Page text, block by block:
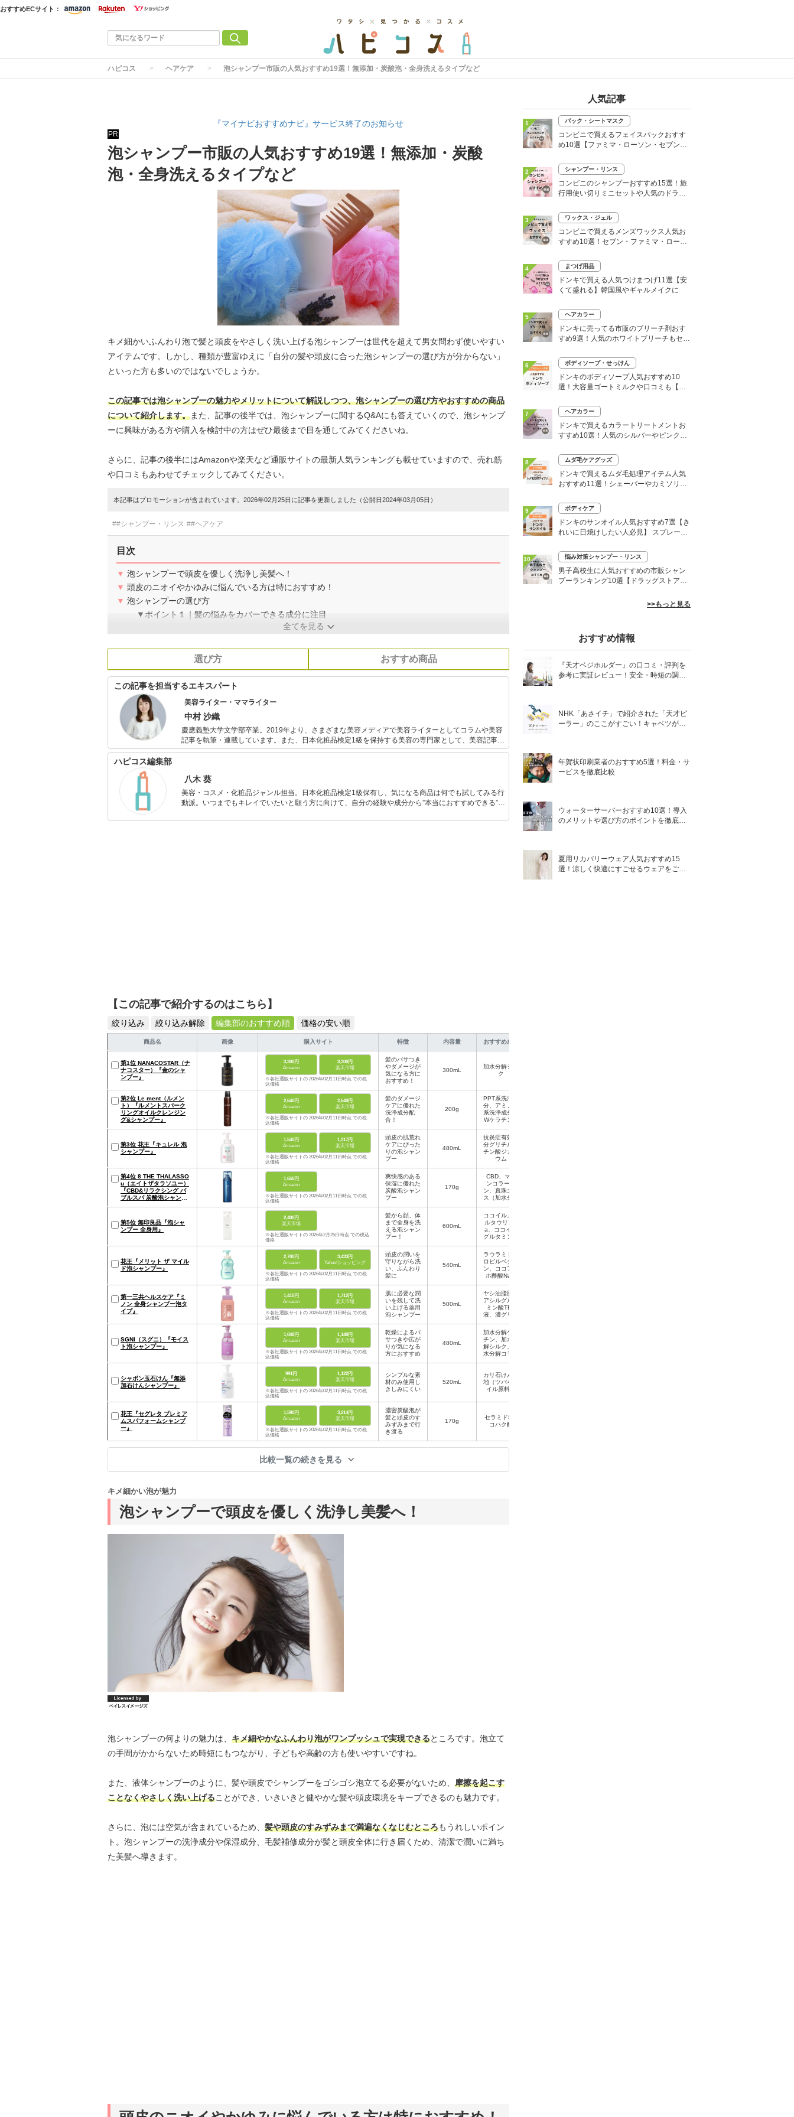
おすすめECサイト：
ハピコス ヘアケア 泡シャンプー市販の人気おすすめ19選！無添加・炭酸泡・全身洗えるタイプなど
『マイナビおすすめナビ』サービス終了のお知らせ
PR
泡シャンプー市販の人気おすすめ19選！無添加・炭酸
泡・全身洗えるタイプなど
キメ細かいふんわり泡で髪と頭皮をやさしく洗い上げる泡シャンプーは世代を超えて男女問わず使いやすい
アイテムです。しかし、種類が豊富ゆえに「自分の髪や頭皮に合った泡シャンプーの選び方が分からない」
といった方も多いのではないでしょうか。
この記事では泡シャンプーの魅力やメリットについて解説しつつ、泡シャンプーの選び方やおすすめの商品
について紹介します。また、記事の後半では、泡シャンプーに関するQ&Aにも答えていくので、泡シャンプ
ーに興味がある方や購入を検討中の方はぜひ最後まで目を通してみてくださいね。
さらに、記事の後半にはAmazonや楽天など通販サイトの最新人気ランキングも載せていますので、売れ筋
や口コミもあわせてチェックしてみてください。
本記事はプロモーションが含まれています。2026年02月25日に記事を更新しました（公開日2024年03月05日）
##シャンプー・リンス ##ヘアケア
目次
▼ 泡シャンプーで頭皮を優しく洗浄し美髪へ！
▼ 頭皮のニオイやかゆみに悩んでいる方は特におすすめ！
▼ 泡シャンプーの選び方
▼ポイント１｜髪の悩みをカバーできる成分に注目
全てを見る
選び方 おすすめ商品
この記事を担当するエキスパート
美容ライター・ママライター
中村 沙織
慶應義塾大学文学部卒業。2019年より、さまざまな美容メディアで美容ライターとしてコラムや美容
記事を執筆・連載しています。また、日本化粧品検定1級を保持する美容の専門家として、美容記事の
監修にも携わっています。さらに、自身で美容サイトを運営し、自身の経験をもとにした「丁寧で優
ハピコス編集部
八木 葵
美容・コスメ・化粧品ジャンル担当。日本化粧品検定1級保有し、気になる商品は何でも試してみる行
動派。いつまでもキレイでいたいと願う方に向けて、自分の経験や成分から”本当におすすめできる”も
【この記事で紹介するのはこちら】
絞り込み 絞り込み解除 編集部のおすすめ順 価格の安い順
商品名 画像 購入サイト 特徴 内容量 おすすめ成分
第1位 NANACOSTAR（ナ
ナコスター）『金のシャ
ンプー』
3,300円
Amazon
3,300円
楽天市場
※各社通販サイトの 2026年02月11日時点 での税
込価格
髪のパサつき
やダメージが
気になる方に
おすすめ！
300mL
加水分解シル
ク
第2位 Le ment（ルメン
ト）『ルメントスパーク
リングオイルクレンジン
グ&シャンプー』
2,640円
Amazon
2,640円
楽天市場
※各社通販サイトの 2026年02月11日時点 での税
込価格
髪のダメージ
ケアに優れた
洗浄成分配
合！
200g
PPT系洗浄成
分、アミノ酸
系洗浄成分、
Wケラチン、
分
第3位 花王『キュレル 泡
シャンプー』
1,540円
Amazon
1,317円
楽天市場
※各社通販サイトの 2026年02月11日時点 での税
込価格
頭皮の肌荒れ
ケアにぴった
りの泡シャン
プー
480mL
抗炎症有効成
分グリチルリ
チン酸ジカリ
ウム
第4位 8 THE THALASSO
u（エイトザタラソユー）
『CBD&リラクシング バ
ブルスパ 炭酸泡シャンプ
1,650円
Amazon
※各社通販サイトの 2026年02月11日時点 での税
込価格
爽快感のある
保湿に優れた
炭酸泡シャン
プー
170g
CBD、マリ
ンコラーゲ
ン、真珠エキ
ス（加水分解
ン）
第5位 無印良品『泡シャ
ンプー 全身用』
2,400円
楽天市場
※各社通販サイトの 2026年2月25日時点 での税込
価格
髪から顔、体
まで全身を洗
える泡シャン
プー！
600mL
ココイルメチ
ルタウリンN
a、ココイル
グルタミン酸
ナ（クマツヅ
ラ）エキス、
ダマスクバラ
花エキス、ヒ
アルロン酸N
a
花王『メリット ザ マイル
ド泡シャンプー』
2,700円
Amazon
3,433円
Yahoo!ショッピング
※各社通販サイトの 2026年02月11日時点 での税
込価格
頭皮の潤いを
守りながら洗
い、ふんわり
髪に
540mL
ラウラミドプ
ロピルベタイ
ン、ココアン
ホ酢酸Na、
第一三共ヘルスケア『ミ
ノン 全身シャンプー泡タ
イプ』
1,410円
Amazon
1,712円
楽天市場
※各社通販サイトの 2026年02月11日時点 での税
込価格
肌に必要な潤
いを残して洗
い上げる薬用
泡シャンプー
500mL
ヤシ油脂肪酸
アシルグルタ
ミン酸TEA
液、濃グリセ
SGNI（スグニ）『モイス
ト泡シャンプー』
1,048円
Amazon
1,148円
楽天市場
※各社通販サイトの 2026年02月11日時点 での税
込価格
乾燥によるパ
サつきや広が
りが気になる
方におすすめ
480mL
加水分解ケラ
チン、加水分
解シルク、加
水分解コラー
シャボン玉石けん『無添
加石けんシャンプー』
991円
Amazon
1,122円
楽天市場
※各社通販サイトの 2026年02月11日時点 での税
込価格
シンプルな素
材のみ使用し
きしみにくい
520mL
カリ石けん素
地（ツバキオ
イル原料）
花王『セグレタ プレミア
ムスパフォームシャンプ
ー』
1,590円
Amazon
3,214円
楽天市場
※各社通販サイトの 2026年02月11日時点 での税
込価格
濃密炭酸泡が
髪と頭皮のす
みずみまで行
き渡る
170g
セラミドS、
コハク酸
比較一覧の続きを見る
泡シャンプーで頭皮を優しく洗浄し美髪へ！
キメ細かい泡が魅力
泡シャンプーの何よりの魅力は、 キメ細やかなふんわり泡がワンプッシュで実現できるところです。泡立て
の手間がかからないため時短にもつながり、子どもや高齢の方も使いやすいですね。
また、液体シャンプーのように、髪や頭皮でシャンプーをゴシゴシ泡立てる必要がないため、 摩擦を起こす
ことなくやさしく洗い上げることができ、いきいきと健やかな髪や頭皮環境をキープできるのも魅力です。
さらに、泡には空気が含まれているため、 髪や頭皮のすみずみまで満遍なくなじむところもうれしいポイン
ト。泡シャンプーの洗浄成分や保湿成分、毛髪補修成分が髪と頭皮全体に行き届くため、清潔で潤いに満ち
た美髪へ導きます。
人気記事
1 パック・シートマスク
コンビニで買えるフェイスパックおすす
め10選【ファミマ・ローソン・セブン】
2 シャンプー・リンス
コンビニのシャンプーおすすめ15選！旅
行用使い切りミニセットや人気のドライ
3 ワックス・ジェル
コンビニで買えるメンズワックス人気お
すすめ10選！セブン・ファミマ・ローソ
4 まつげ用品
ドンキで買える人気つけまつげ11選【安
くて盛れる】韓国風やギャルメイクに
5 ヘアカラー
ドンキに売ってる市販のブリーチ剤おす
すめ9選！人気のホワイトブリーチもセル
6 ボディソープ・せっけん
ドンキのボディソープ人気おすすめ10
選！大容量ゴートミルクや口コミも【い
7 ヘアカラー
ドンキで買えるカラートリートメントお
すすめ10選！人気のシルバーやピンク、
8 ムダ毛ケアグッズ
ドンキで買えるムダ毛処理アイテム人気
おすすめ11選！シェーバーやカミソリな
9 ボディケア
ドンキのサンオイル人気おすすめ7選【き
れいに日焼けしたい人必見】 スプレーや
10 悩み対策シャンプー・リンス
男子高校生に人気おすすめの市販シャン
プーランキング10選【ドラッグストア】
>>もっと見る
おすすめ情報
『天才ベジホルダー』の口コミ・評判を
参考に実証レビュー！安全・時短の調理
NHK「あさイチ」で紹介された「天才ピ
ーラー」のここがすごい！キャベツがほ
年賀状印刷業者のおすすめ5選！料金・サ
ービスを徹底比較
ウォーターサーバーおすすめ10選！導入
のメリットや選び方のポイントを徹底解
夏用リカバリーウェア人気おすすめ15
選！涼しく快適にすごせるウェアをご紹